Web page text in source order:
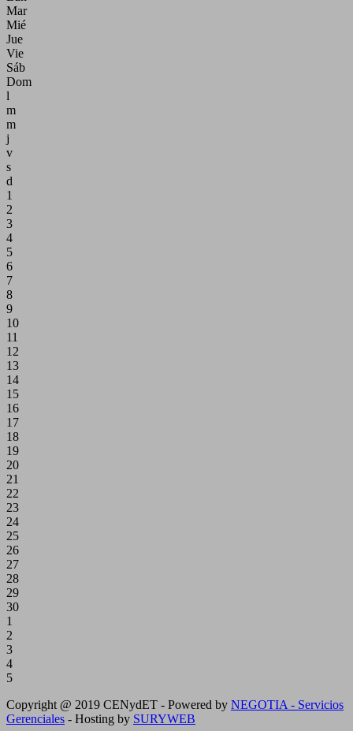
Mar
Mié
Jue
Vie
Sáb
Dom
l
m
m
j
v
s
d
1
2
3
4
5
6
7
8
9
10
11
12
13
14
15
16
17
18
19
20
21
22
23
24
25
26
27
28
29
30
1
2
3
4
5
Copyright @ 2019 CENydET - Powered by NEGOTIA - Servicios
Gerenciales - Hosting by SURYWEB